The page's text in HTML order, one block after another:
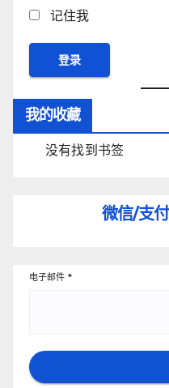
记住我
我的收藏
没有找到书签
微信/支
电子邮件 *